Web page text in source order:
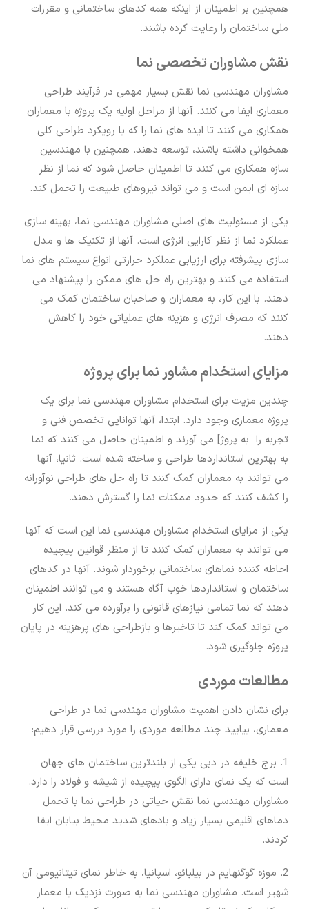
همچنین بر اطمینان از اینکه همه کدهای ساختمانی و مقررات
ملی ساختمان را رعایت کرده باشند.
نقش مشاوران تخصصی نما
مشاوران مهندسی نما نقش بسیار مهمی در فرآیند طراحی
معماری ایفا می کنند. آنها از مراحل اولیه یک پروژه با معماران
همکاری می کنند تا ایده های نما را که با رویکرد طراحی کلی
همخوانی داشته باشند، توسعه دهند. همچنین با مهندسین
سازه همکاری می کنند تا اطمینان حاصل شود که نما از نظر
سازه ای ایمن است و می تواند نیروهای طبیعت را تحمل کند.
یکی از مسئولیت های اصلی مشاوران مهندسی نما، بهینه سازی
عملکرد نما از نظر کارایی انرژی است. آنها از تکنیک ها و مدل
سازی پیشرفته برای ارزیابی عملکرد حرارتی انواع سیستم های نما
استفاده می کنند و بهترین راه حل های ممکن را پیشنهاد می
دهند. با این کار، به معماران و صاحبان ساختمان کمک می
کنند که مصرف انرژی و هزینه های عملیاتی خود را کاهش
دهند.
مزایای استخدام مشاور نما برای پروژه
چندین مزیت برای استخدام مشاوران مهندسی نما برای یک
پروژه معماری وجود دارد. ابتدا، آنها توانایی تخصص فنی و
تجربه را به پروژ] می آورند و اطمینان حاصل می کنند که نما
به بهترین استانداردها طراحی و ساخته شده است. ثانیا، آنها
می توانند به معماران کمک کنند تا راه حل های طراحی نوآورانه
را کشف کنند که حدود ممکنات نما را گسترش دهند.
یکی از مزایای استخدام مشاوران مهندسی نما این است که آنها
می توانند به معماران کمک کنند تا از منظر قوانین پیچیده
احاطه کننده نماهای ساختمانی برخوردار شوند. آنها در کدهای
ساختمان و استانداردها خوب آگاه هستند و می توانند اطمینان
دهند که نما تمامی نیازهای قانونی را برآورده می کند. این کار
می تواند کمک کند تا تاخیرها و بازطراحی های پرهزینه در پایان
پروژه جلوگیری شود.
مطالعات موردی
برای نشان دادن اهمیت مشاوران مهندسی نما در طراحی
معماری، بیایید چند مطالعه موردی را مورد بررسی قرار دهیم:
1. برج خلیفه در دبی یکی از بلندترین ساختمان های جهان
است که یک نمای دارای الگوی پیچیده از شیشه و فولاد را دارد.
مشاوران مهندسی نما نقش حیاتی در طراحی نما با تحمل
دماهای اقلیمی بسیار زیاد و بادهای شدید محیط بیابان ایفا
کردند.
2. موزه گوگنهایم در بیلبائو، اسپانیا، به خاطر نمای تیتانیومی آن
شهیر است. مشاوران مهندسی نما به صورت نزدیک با معمار